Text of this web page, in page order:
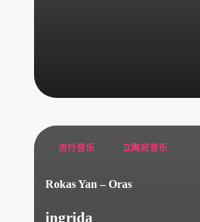
Posted
流行音乐 立陶宛音乐
Rokas Yan – Oras
ingrida